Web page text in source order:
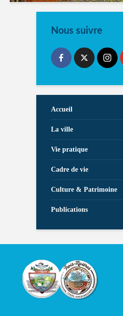
Nous suivre
Accueil
La ville
Vie pratique
Cadre de vie
Culture & Patrimoine
Publications